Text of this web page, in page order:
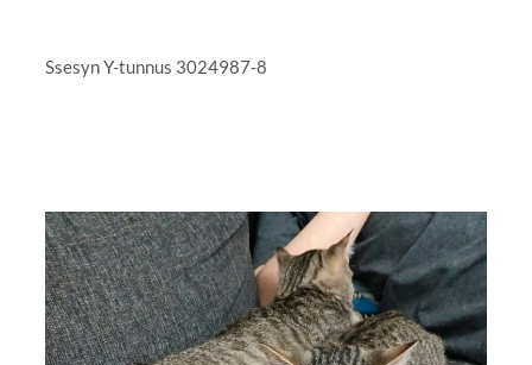
Ssesyn Y-tunnus 3024987-8